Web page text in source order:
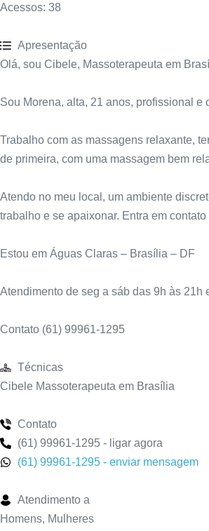
Acessos: 38
Apresentação
Olá, sou Cibele, Massoterapeuta em
Sou Morena, alta, 21 anos, profissional e
Trabalho com as massagens relaxante,
de primeira, com uma massagem bem
Atendo no meu local, um ambiente
trabalho e se apaixonar. Entra em
Estou em Águas Claras – Brasília – DF
Atendimento de seg a sáb das 9h às 21h
Contato (61) 99961-1295
Técnicas
Cibele Massoterapeuta em Brasília
Contato
(61) 99961-1295 - ligar agora
(61) 99961-1295 - enviar mensagem
Atendimento a
Homens, Mulheres